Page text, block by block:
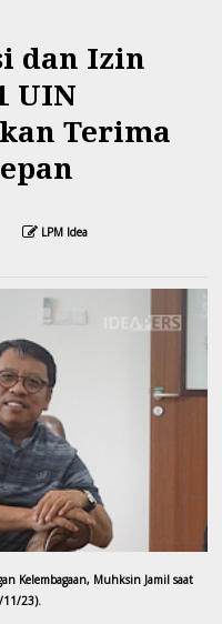
dan Izin
UIN
Terima
LPM Idea
Kelembagaan, Muhksin Jamil saat
11/23).